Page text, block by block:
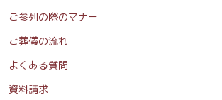
ご参列の際のマナー
ご葬儀の流れ
よくある質問
資料請求